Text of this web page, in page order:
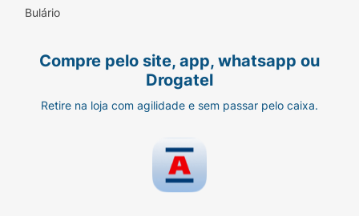
arejado, ao abrigo de luz e fora do alcance de
Bulário
Compre pelo site, app, whatsapp ou
Drogatel
Retire na loja com agilidade e sem passar pelo caixa.